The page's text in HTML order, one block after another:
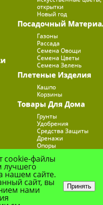
открытки
Новый год
Посадочный
Газоны
Рассада
Семена Овощи
Семена Цветы
Семена Зелень
Плетеные Изделия
Кашпо
Корзины
Товары Для Дома
Грунты
Удобрения
Средства Защиты
Дренажи
Опоры
Подставки для Цветов
cookie-файлы
лучшего
нашем сайте.
сайт, вы
нами Принять